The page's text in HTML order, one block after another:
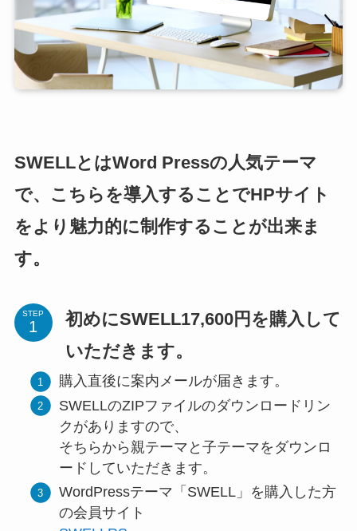
SWELLとはWord Pressの人気テーマ
で、こちらを導入することでHPサイト
をより魅力的に制作することが出来ま
す。
STEP
初めにSWELL17,600円を購入して
いただきます。
購入直後に案内メールが届きます。
SWELLのZIPファイルのダウンロードリン
クがありますので、
そちらから親テーマと子テーマをダウンロ
ードしていただきます。
WordPressテーマ「SWELL」を購入した方
の会員サイト